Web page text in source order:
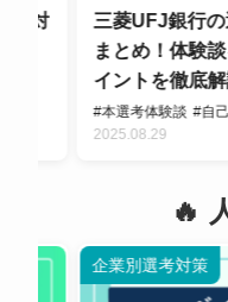
考対
三菱UFJ銀行
まとめ！体験
イントを徹底
#本選考体験談 #自
2025.08.29
企業別選考対策